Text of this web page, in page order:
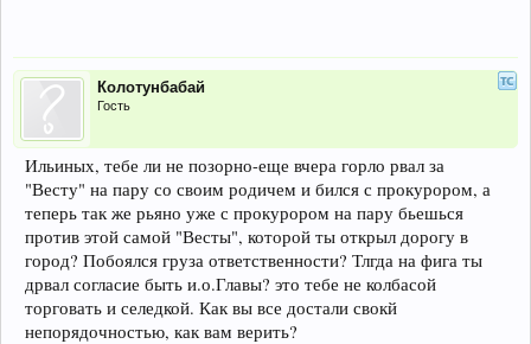
Колотунбабай
Гость
Ильиных, тебе ли не позорно-еще вчера горло рвал за
"Весту" на пару со своим родичем и бился с прокурором, а
теперь так же рьяно уже с прокурором на пару бьешься
против этой самой "Весты", которой ты открыл дорогу в
город? Побоялся груза ответственности? Тлгда на фига ты
дрвал согласие быть и.о.Главы? это тебе не колбасой
торговать и селедкой. Как вы все достали свокй
непорядочностью, как вам верить?